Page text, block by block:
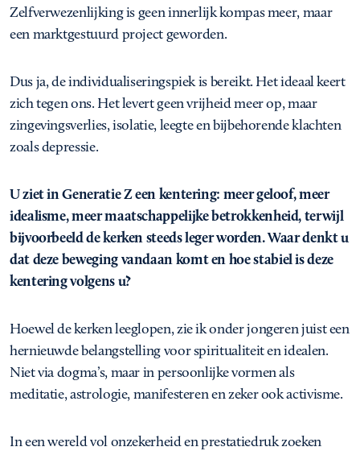
Zelfverwezenlijking is geen innerlijk kompas meer, maar
een marktgestuurd project geworden.
Dus ja, de individualiseringspiek is bereikt. Het ideaal keert
zich tegen ons. Het levert geen vrijheid meer op, maar
zingevingsverlies, isolatie, leegte en bijbehorende klachten
zoals depressie.
U ziet in Generatie Z een kentering: meer geloof, meer
idealisme, meer maatschappelijke betrokkenheid, terwijl
bijvoorbeeld de kerken steeds leger worden. Waar denkt u
dat deze beweging vandaan komt en hoe stabiel is deze
kentering volgens u?
Hoewel de kerken leeglopen, zie ik onder jongeren juist een
hernieuwde belangstelling voor spiritualiteit en idealen.
Niet via dogma’s, maar in persoonlijke vormen als
meditatie, astrologie, manifesteren en zeker ook activisme.
In een wereld vol onzekerheid en prestatiedruk zoeken